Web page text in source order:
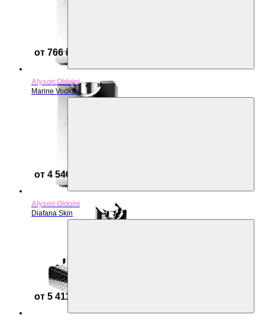
от 766 ₽
Alyson Oldoini
Marine Vodka
от 4 546 ₽
Alyson Oldoini
Diafana Skin
от 5 411 ₽